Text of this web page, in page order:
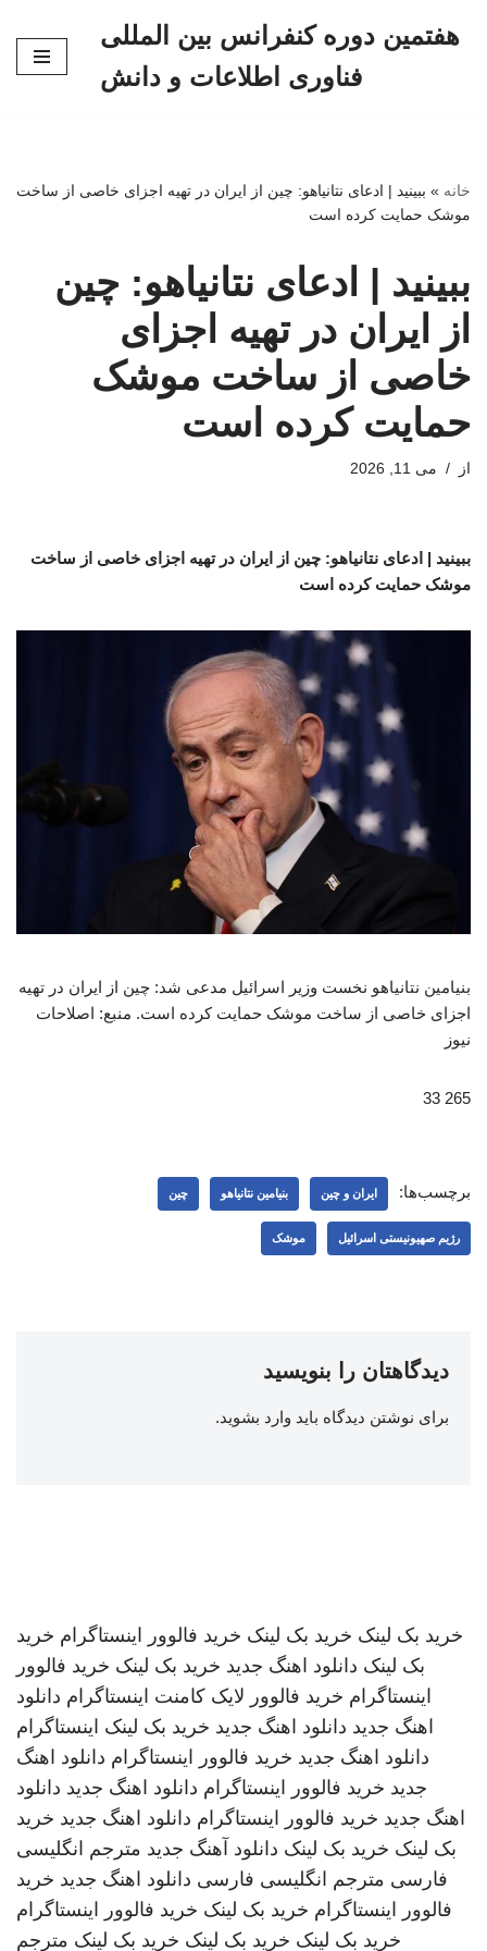
هفتمین دوره کنفرانس بین المللی
فناوری اطلاعات و دانش
خانه » ببینید | ادعای نتانیاهو: چین از ایران در تهیه اجزای خاصی از ساخت
موشک حمایت کرده است
ببینید | ادعای نتانیاهو: چین
از ایران در تهیه اجزای
خاصی از ساخت موشک
حمایت کرده است
از می 11, 2026
ببینید | ادعای نتانیاهو: چین از ایران در تهیه اجزای خاصی از ساخت
موشک حمایت کرده است
بنیامین نتانیاهو نخست وزیر اسرائیل مدعی شد: چین از ایران در تهیه
اجزای خاصی از ساخت موشک حمایت کرده است. منبع: اصلاحات
نیوز
265 33
برچسب‌ها: ایران و چین بنیامین نتانیاهو چین
رژیم صهیونیستی اسرائیل موشک
دیدگاهتان را بنویسید
برای نوشتن دیدگاه باید وارد بشوید.
خرید بک لینک خرید بک لینک خرید فالوور اینستاگرام خرید
بک لینک دانلود اهنگ جدید خرید بک لینک خرید فالوور
اینستاگرام خرید فالوور لایک کامنت اینستاگرام دانلود
اهنگ جدید دانلود اهنگ جدید خرید بک لینک اینستاگرام
دانلود اهنگ جدید خرید فالوور اینستاگرام دانلود اهنگ
جدید خرید فالوور اینستاگرام دانلود اهنگ جدید دانلود
اهنگ جدید خرید فالوور اینستاگرام دانلود اهنگ جدید خرید
بک لینک خرید بک لینک دانلود آهنگ جدید مترجم انگلیسی
فارسی مترجم انگلیسی فارسی دانلود اهنگ جدید خرید
فالوور اینستاگرام خرید بک لینک خرید فالوور اینستاگرام
خرید بک لینک خرید بک لینک خرید بک لینک مترجم